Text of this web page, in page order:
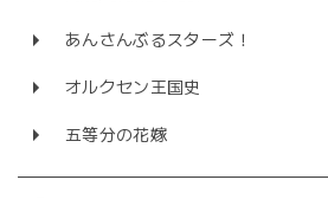
あんさんぶるスターズ！
オルクセン王国史
五等分の花嫁